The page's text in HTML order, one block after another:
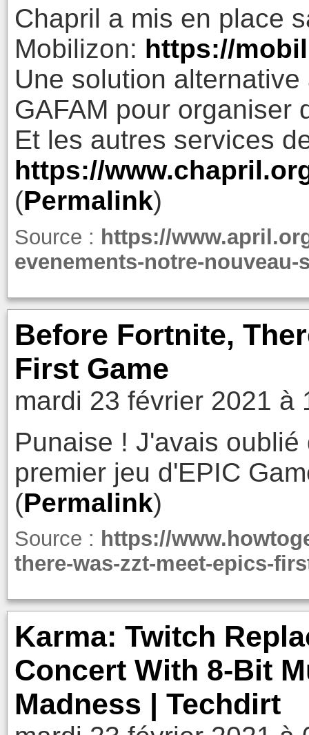
Chapril a mis en place
Mobilizon: https://
Une solution
GAFAM pour organiser
Et les autres services
https://
(Permalink)
Source : https://
evenements-notre-
Before Fortnite,
First Game
mardi 23 février 2021 à
Punaise ! J'avais
premier jeu d'EPIC
(Permalink)
Source : https://
there-was-zzt-meet-epics-
Karma: Twitch
Concert With 8-Bit
Madness | Techdirt